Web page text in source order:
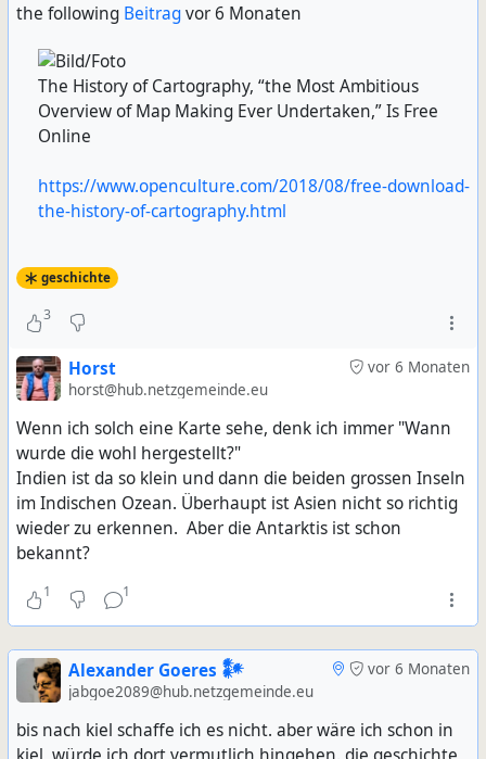
the following Beitragvor 6 Monaten
The History of Cartography, “the Most Ambitious
Overview of Map Making Ever Undertaken,” Is Free
Online
https://www.openculture.com/2018/08/free-download-
the-history-of-cartography.html
geschichte
3
vor 6 Monaten
Horst
horst@hub.netzgemeinde.eu
Wenn ich solch eine Karte sehe, denk ich immer "Wann
wurde die wohl hergestellt?"
Indien ist da so klein und dann die beiden grossen Inseln
im Indischen Ozean. Überhaupt ist Asien nicht so richtig
wieder zu erkennen. Aber die Antarktis ist schon
bekannt?
1 1
vor 6 Monaten
Alexander Goeres 𒀯
jabgoe2089@hub.netzgemeinde.eu
bis nach kiel schaffe ich es nicht. aber wäre ich schon in